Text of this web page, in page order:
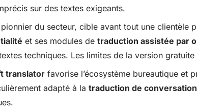
sur des textes exigeants.
du secteur, cible avant tout une clientèle
et ses modules de traduction assistée par
techniques. Les limites de la version
translator favorise l’écosystème bureautique et
adapté à la traduction de